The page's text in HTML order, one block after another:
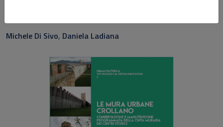
Michele Di Sivo, Daniela Ladiana